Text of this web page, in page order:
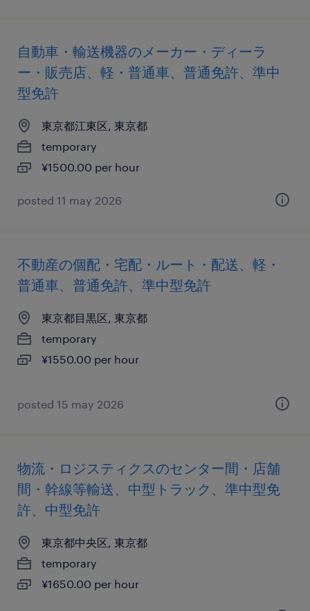
自動車・輸送機器のメーカー・ディーラ
ー・販売店、軽・普通車、普通免許、準中
型免許
東京都江東区, 東京都
temporary
¥1500.00 per hour
posted 11 may 2026
不動産の個配・宅配・ルート・配送、軽・
普通車、普通免許、準中型免許
東京都目黒区, 東京都
temporary
¥1550.00 per hour
posted 15 may 2026
物流・ロジスティクスのセンター間・店舗
間・幹線等輸送、中型トラック、準中型免
許、中型免許
東京都中央区, 東京都
temporary
¥1650.00 per hour